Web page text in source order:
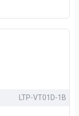
LTP-VT01D-1B